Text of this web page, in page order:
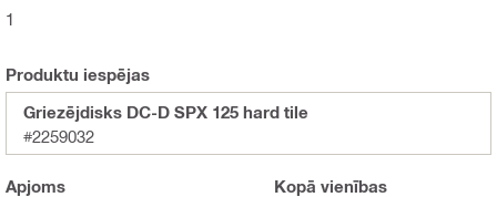
1
Produktu iespējas
Griezējdisks DC-D SPX 125 hard tile
#2259032
Apjoms Kopā vienības